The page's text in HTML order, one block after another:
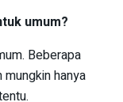
umum?
Beberapa
hanya